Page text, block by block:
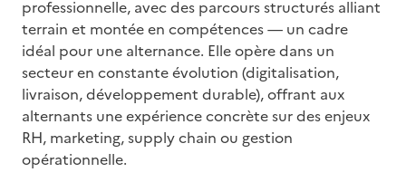
professionnelle, avec des parcours structurés alliant
terrain et montée en compétences — un cadre
idéal pour une alternance. Elle opère dans un
secteur en constante évolution (digitalisation,
livraison, développement durable), offrant aux
alternants une expérience concrète sur des enjeux
RH, marketing, supply chain ou gestion
opérationnelle.